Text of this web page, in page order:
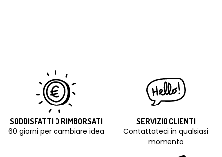
SODDISFATTI O RIMBORSATI
60 giorni per cambiare idea
SERVIZIO CLIENTI
Contattateci in qualsiasi
momento